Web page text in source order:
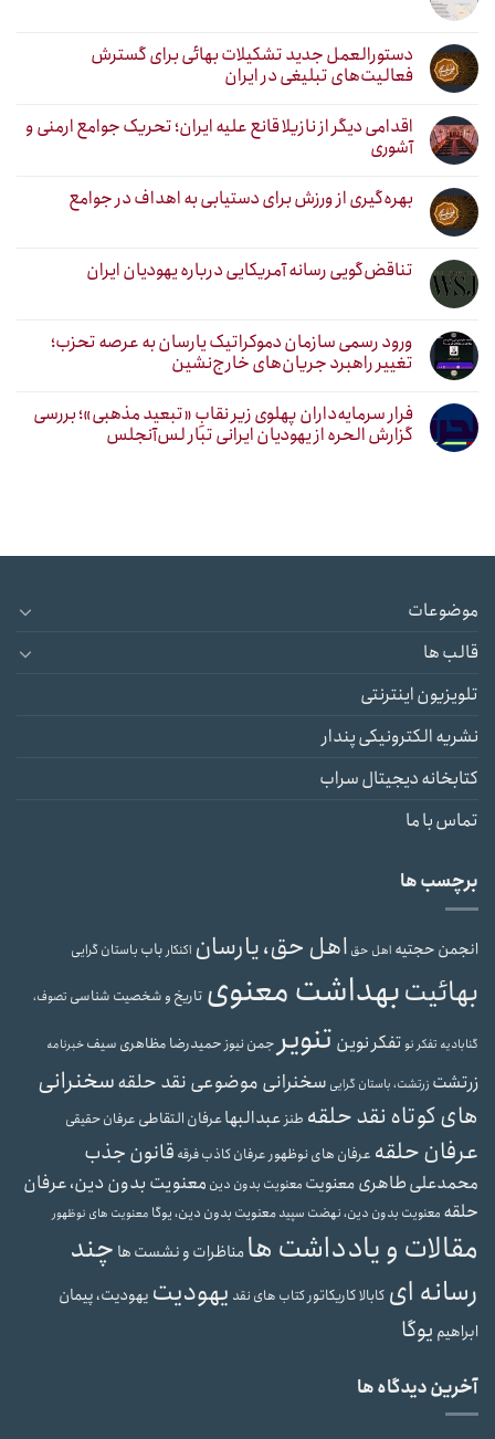
دستورالعمل جدید تشکیلات بهائی برای گسترش
فعالیت‌های تبلیغی در ایران
اقدامی دیگر از نازیلا قانع علیه ایران؛ تحریک جوامع ارمنی و
آشوری
بهره‌گیری از ورزش برای دستیابی به اهداف در جوامع
تناقض‌گویی رسانه آمریکایی درباره یهودیان ایران
ورود رسمی سازمان دموکراتیک یارسان به عرصه تحزب؛
تغییر راهبرد جریان‌های خارج‌نشین
فرار سرمایه‌داران پهلوی زیر نقابِ «تبعید مذهبی»؛ بررسی
گزارش الحره از یهودیان ایرانی تبار لس‌آنجلس
موضوعات
قالب ها
تلویزیون اینترنتی
نشریه الکترونیکی پندار
کتابخانه دیجیتال سراب
تماس با ما
برچسب ها
انجمن حجتیه اهل حق اهل حق، یارسان اکنکارباب باستان گرایی
بهائیتبهداشت معنوی تاریخ و شخصیت شناسی تصوف،
گنابادیه تفکر نوتفکر نوین تنویر جمن نیوز حمیدرضا مظاهری سیفخبرنامه
زرتشت زرتشت، باستان گرایی سخنرانی موضوعی نقد حلقهسخنرانی
های کوتاه نقد حلقه طنز عبدالبهاعرفان التقاطی عرفان حقیقی
عرفان حلقه عرفان های نوظهور عرفان کاذبفرقه قانون جذب
محمدعلی طاهریمعنویت معنویت بدون دین معنویت بدون دین، عرفان
حلقه معنویت بدون دین، نهضت سپیدمعنویت بدون دین، یوگا معنویت های نوظهور
مقالات و یادداشت هامناظرات و نشست ها چند
رسانه ای کابالاکاریکاتور کتاب های نقد یهودیت یهودیت، پیمان
ابراهیم یوگا
آخرین دیدگاه ها